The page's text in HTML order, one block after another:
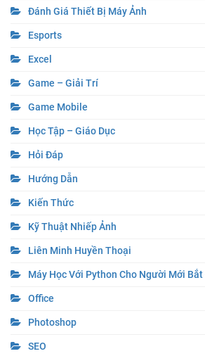
Đánh Giá Thiết Bị Máy Ảnh
Esports
Excel
Game – Giải Trí
Game Mobile
Học Tập – Giáo Dục
Hỏi Đáp
Hướng Dẫn
Kiến Thức
Kỹ Thuật Nhiếp Ảnh
Liên Minh Huyền Thoại
Máy Học Với Python Cho Người Mới Bắt
Office
Photoshop
SEO